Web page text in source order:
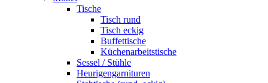
Tische
Tisch rund
Tisch eckig
Buffettische
Küchenarbeitstische
Sessel / Stühle
Heurigengarnituren